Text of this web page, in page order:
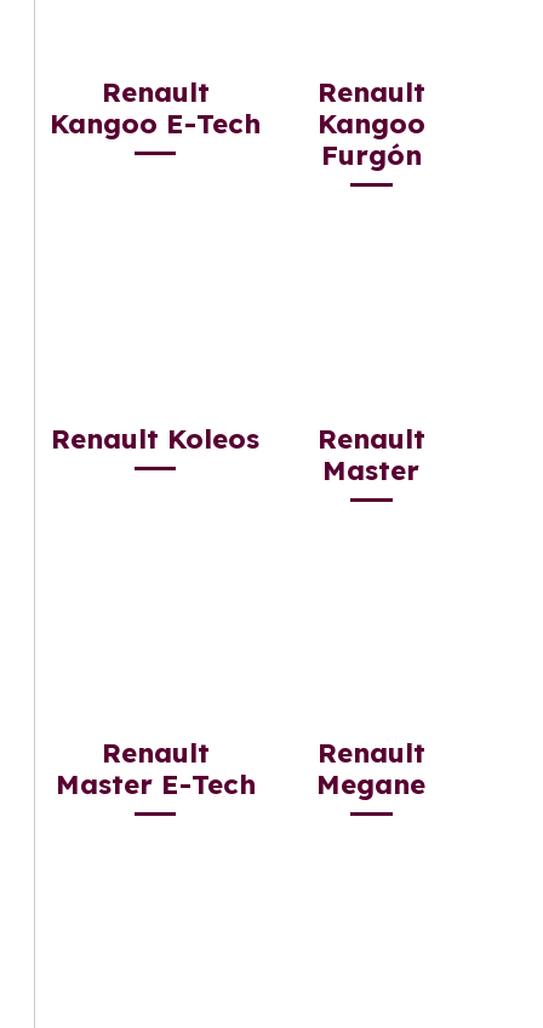
Renault
Kangoo E-Tech
Renault
Kangoo
Furgón
Renault Koleos
Renault
Master
Renault
Master E-Tech
Renault
Megane